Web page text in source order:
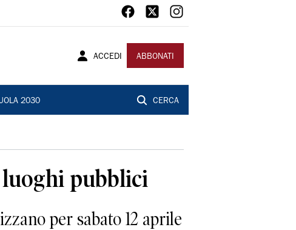
ACCEDI ABBONATI
2030 CERCA
pubblici
per sabato 12 aprile